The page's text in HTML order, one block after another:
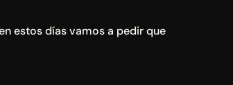
estos días vamos a pedir que